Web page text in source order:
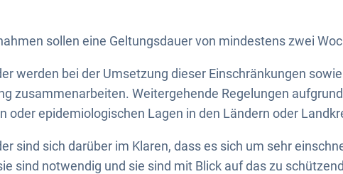
sollen eine Geltungsdauer von mindestens zwei
werden bei der Umsetzung dieser Einschränkungen
zusammenarbeiten. Weitergehende Regelungen
oder epidemiologischen Lagen in den Ländern oder
sind sich darüber im Klaren, dass es sich um sehr
sind notwendig und sie sind mit Blick auf das zu